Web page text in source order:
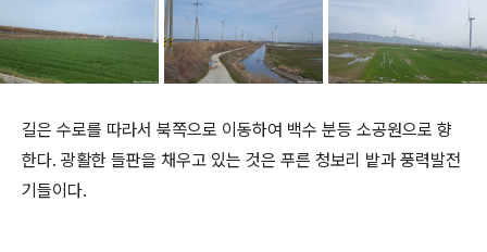
길은 수로를 따라서 북쪽으로 이동하여 백수 분등 소공원으로 향
한다. 광활한 들판을 채우고 있는 것은 푸른 청보리 밭과 풍력발전
기들이다.